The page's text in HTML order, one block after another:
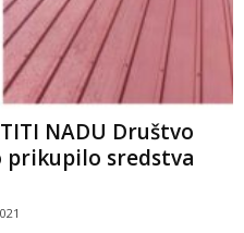
NADU Društvo
prikupilo sredstva